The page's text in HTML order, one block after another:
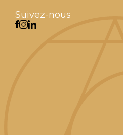
Suivez-nous